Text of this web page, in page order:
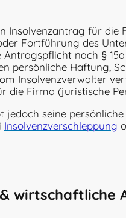
Insolvenzantrag für die
Fortführung des
nach § 15a
persönliche Haftung,
Insolvenzverwalter
die Firma (juristische
jedoch seine persönliche
Insolvenzverschleppung
wirtschaftliche